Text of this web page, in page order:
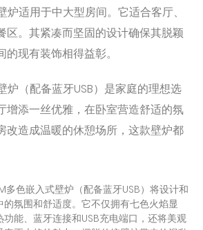
炉适用于中大型房间。它适合客厅、
区。其紧凑而坚固的设计确保其脱颖
现有装饰相得益彰。
炉（配备蓝牙USB）是家庭的理想选
增添一丝优雅，在卧室营造舒适的氛
改造成温暖的休憩场所，这款壁炉都
多色嵌入式壁炉（配备蓝牙USB）将设计和
氛围和舒适度。它不仅拥有七色火焰显
能、蓝牙连接和USB充电端口，还将美观